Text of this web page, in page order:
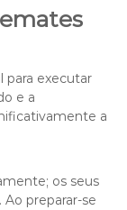
para executar
e a
a
os seus
preparar-se